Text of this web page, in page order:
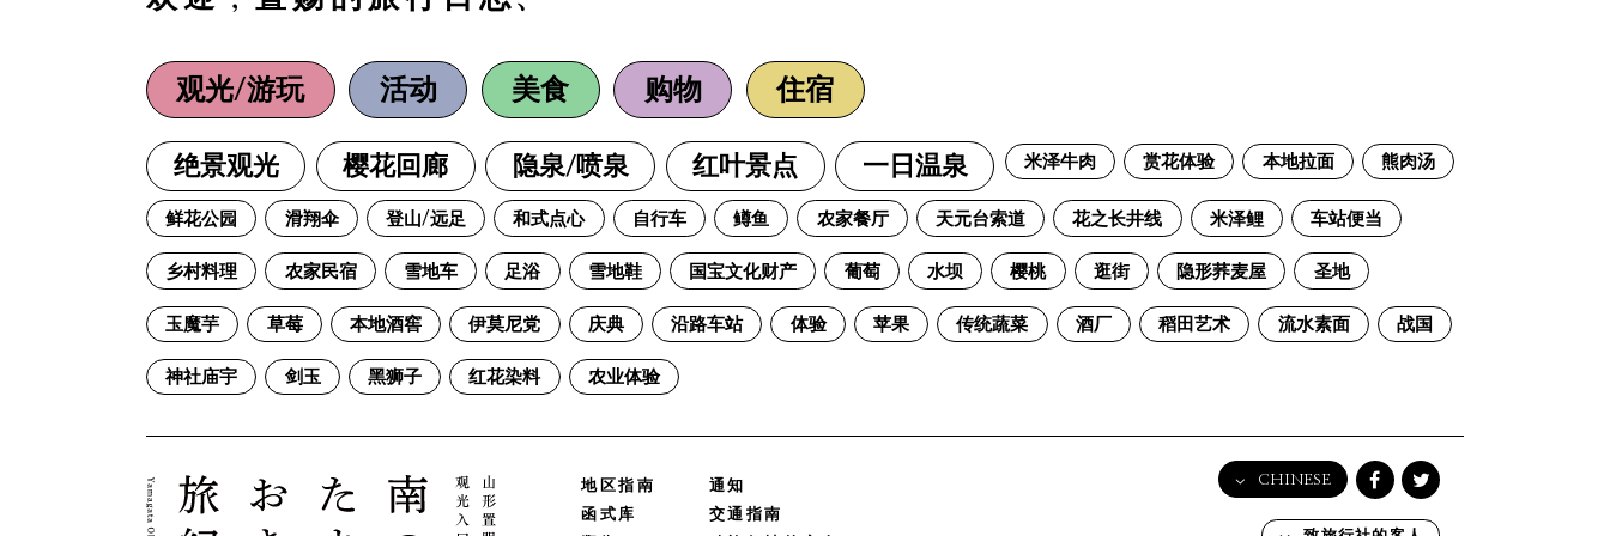
观光/游玩 活动 美食 购物 住宿
绝景观光 樱花回廊 隐泉/喷泉 红叶景点 一日温泉 米泽牛肉 赏花体验 本地拉面 熊肉汤
鲜花公园 滑翔伞 登山/远足 和式点心 自行车 鳟鱼 农家餐厅 天元台索道 花之长井线 米泽鲤 车站便当
乡村料理 农家民宿 雪地车 足浴 雪地鞋 国宝文化财产 葡萄 水坝 樱桃 逛街 隐形荞麦屋 圣地
玉魔芋 草莓 本地酒窖 伊莫尼党 庆典 沿路车站 体验 苹果 传统蔬菜 酒厂 稻田艺术 流水素面 战国
神社庙宇 剑玉 黑狮子 红花染料 农业体验
地区指南
函式库
通知
交通指南
CHINESE
English